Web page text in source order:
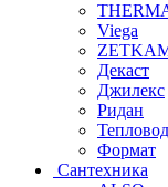
Viega
Декаст
Джилекс
Ридан
Формат
Сантехника